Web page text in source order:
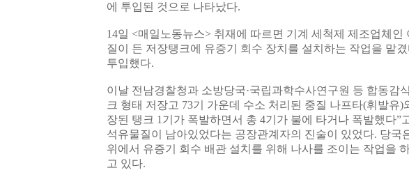
에 투입된 것으로 나타났다.
14일 <매일노동뉴스> 취재에 따르면 기계 세척제 제조업체
질이 든 저장탱크에 유증기 회수 장치를 설치하는 작업을 맡
투입했다.
이날 전남경찰청과 소방당국·국립과학수사연구원 등 합동감
크 형태 저장고 73기 가운데 수소 처리된 중질 나프타(휘발유
장된 탱크 1기가 폭발하면서 총 4기가 불에 타거나 폭발했다”
석유물질이 남아있었다는 공장관계자의 진술이 있었다. 당국
위에서 유증기 회수 배관 설치를 위해 나사를 조이는 작업을
고 있다.